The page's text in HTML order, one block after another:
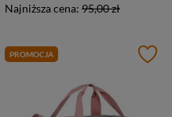
Najniższa cena: 95,00 zł
PROMOCJA